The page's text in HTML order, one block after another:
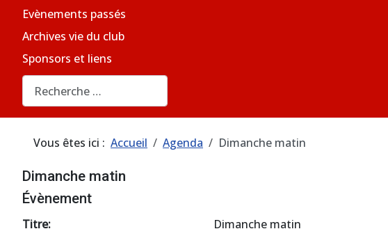
Evènements passés
Archives vie du club
Sponsors et liens
Rechercher
Vous êtes ici : Accueil Agenda Dimanche matin
Dimanche matin
Évènement
Titre:
Dimanche matin